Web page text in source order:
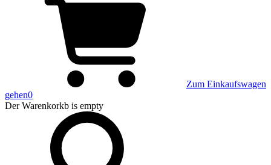
Zum Einkaufswagen
gehen0
Der Warenkorkb is empty